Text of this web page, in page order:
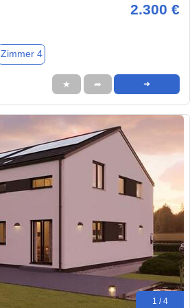
2.300 €
Zimmer 4
★ ➦ ➜
1 / 4